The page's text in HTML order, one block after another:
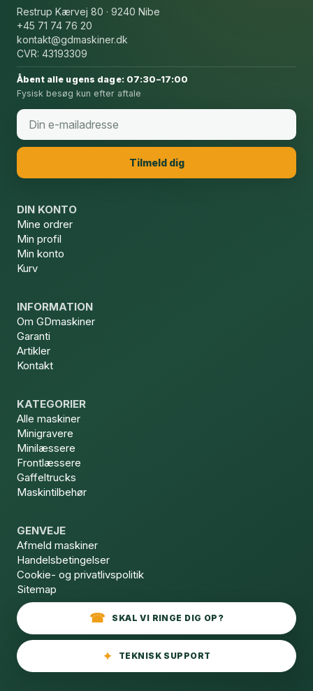
Restrup Kærvej 80 · 9240 Nibe
+45 71 74 76 20
kontakt@gdmaskiner.dk
CVR: 43193309
Åbent alle ugens dage: 07:30–17:00
Fysisk besøg kun efter aftale
Email
Tilmeld dig
DIN KONTO
Mine ordrer
Min profil
Min konto
Kurv
INFORMATION
Om GDmaskiner
Garanti
Artikler
Kontakt
KATEGORIER
Alle maskiner
Minigravere
Minilæssere
Frontlæssere
Gaffeltrucks
Maskintilbehør
GENVEJE
Afmeld maskiner
Handelsbetingelser
Cookie- og privatlivspolitik
Sitemap
SKAL VI RINGE DIG OP?
TEKNISK SUPPORT